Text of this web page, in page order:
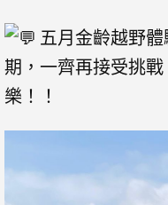
五月金齡越野
期，一齊再接受挑
樂！！